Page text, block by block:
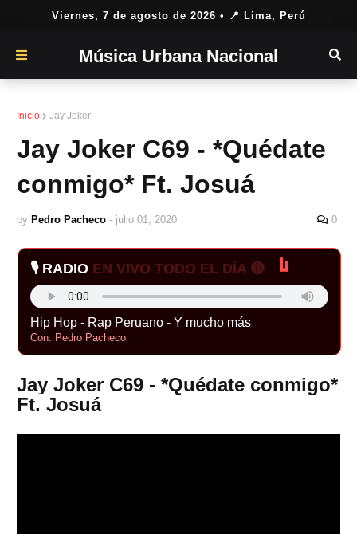
Viernes, 7 de agosto de 2026 • 📍 Lima, Perú
Música Urbana Nacional
Inicio Jay Joker
Jay Joker C69 - *Quédate
conmigo* Ft. Josuá
by Pedro Pacheco - julio 01, 2020 0
🎙️ RADIO EN VIVO TODO EL DÍA 🔴
Hip Hop - Rap Peruano - Y mucho más
Con: Pedro Pacheco
Jay Joker C69 - *Quédate conmigo*
Ft. Josuá